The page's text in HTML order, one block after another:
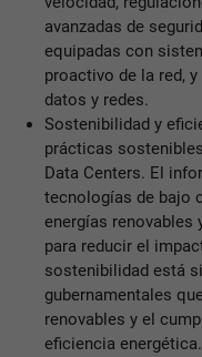
avanzadas de
equipadas con
proactivo de la red,
datos y redes.
Sostenibilidad y
prácticas
Data Centers. El
tecnologías de bajo
energías renovables
para reducir el
sostenibilidad está
gubernamentales
renovables y el
eficiencia energética.